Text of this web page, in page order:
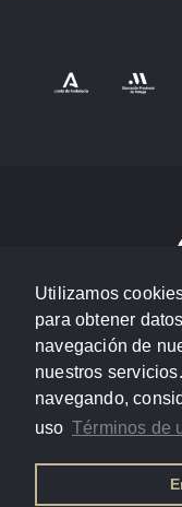
Utilizamos
para obtener
navegación de
nuestros
navegando,
uso Términos de
Política de